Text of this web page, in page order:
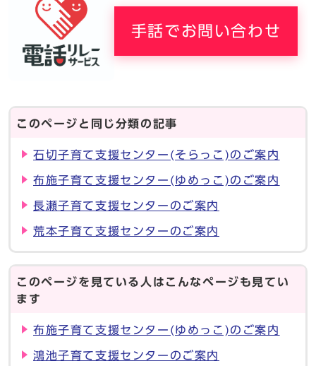
手話でお問い合わせ
このページと同じ分類の記事
石切子育て支援センター(そらっこ)のご案内
布施子育て支援センター(ゆめっこ)のご案内
長瀬子育て支援センターのご案内
荒本子育て支援センターのご案内
このページを見ている人はこんなページも見てい
ます
布施子育て支援センター(ゆめっこ)のご案内
鴻池子育て支援センターのご案内